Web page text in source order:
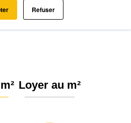
Refuserà Consac :
m² 2026
Loyer au m²